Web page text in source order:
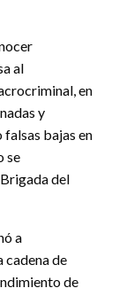
al
en
y
bajas en
se
del
a
cadena de
de